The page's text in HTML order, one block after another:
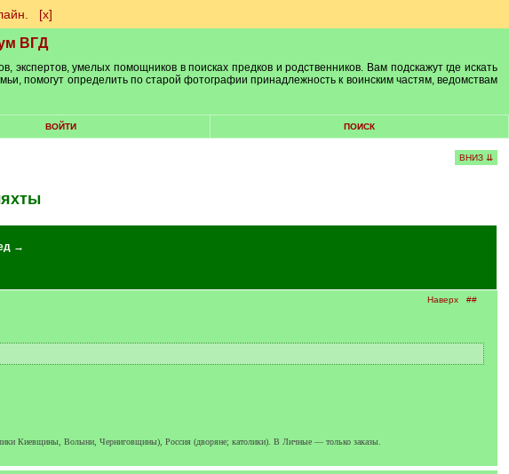
[х]
ВГД
умелых помощников в поисках предков и родственников. Вам подскажут где искать
помогут определить по старой фотографии принадлежность к воинским частям, ведомствам
ВОЙТИ ПОИСК
ВНИЗ ⇊
→
Наверх ##
Киевщины, Волыни, Черниговщины), Россия (дворяне; католики). В Личные — только заказы.